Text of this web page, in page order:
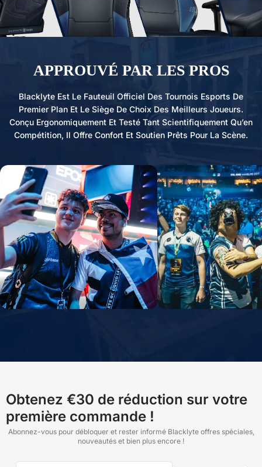
APPROUVÉ PAR LES PROS
Blacklyte Est Le Fauteuil Officiel Des Tournois Esports De
Premier Plan Et Le Siège De Choix Des Meilleurs Joueurs.
Conçu Ergonomiquement Et Testé Tant Scientifiquement Qu’en
Compétition, Il Offre Confort Et Soutien Prêts Pour La Scène.
Obtenez €30 de réduction sur votre
première commande !
Abonnez-vous pour débloquer et rester informé Blacklyte offres spéciales,
nouveautés et bien plus encore !